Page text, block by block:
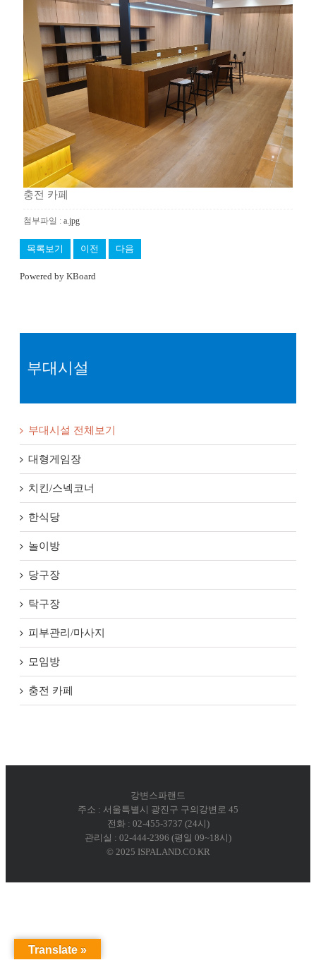
충전 카페
첨부파일 : a.jpg
목록보기 이전 다음
Powered by KBoard
부대시설
부대시설 전체보기
대형게임장
치킨/스넥코너
한식당
놀이방
당구장
탁구장
피부관리/마사지
모임방
충전 카페
강변스파랜드
주소 : 서울특별시 광진구 구의강변로 45
전화 : 02-455-3737 (24시)
관리실 : 02-444-2396 (평일 09~18시)
© 2025 ISPALAND.CO.KR
Translate »